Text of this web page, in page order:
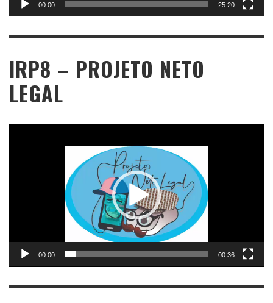
00:00 25:20
IRP8 – PROJETO NETO
LEGAL
00:00 00:36